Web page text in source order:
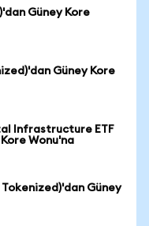
Güney Kore
Güney Kore
Infrastructure ETF
Wonu'na
Güney